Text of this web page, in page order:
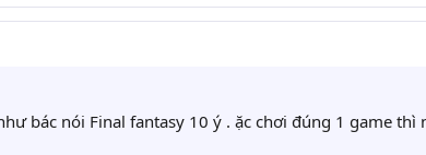
bác nói Final fantasy 10 ý . ặc chơi đúng 1 game